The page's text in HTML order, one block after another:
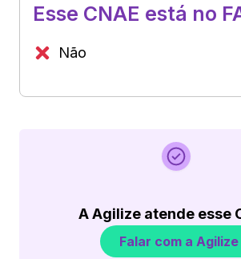
Esse CNAE está no
Não
A Agilize atende esse
Falar com a Agilize